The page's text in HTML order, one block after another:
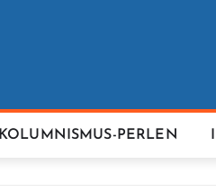
KOLUMNISMUS-PERLEN